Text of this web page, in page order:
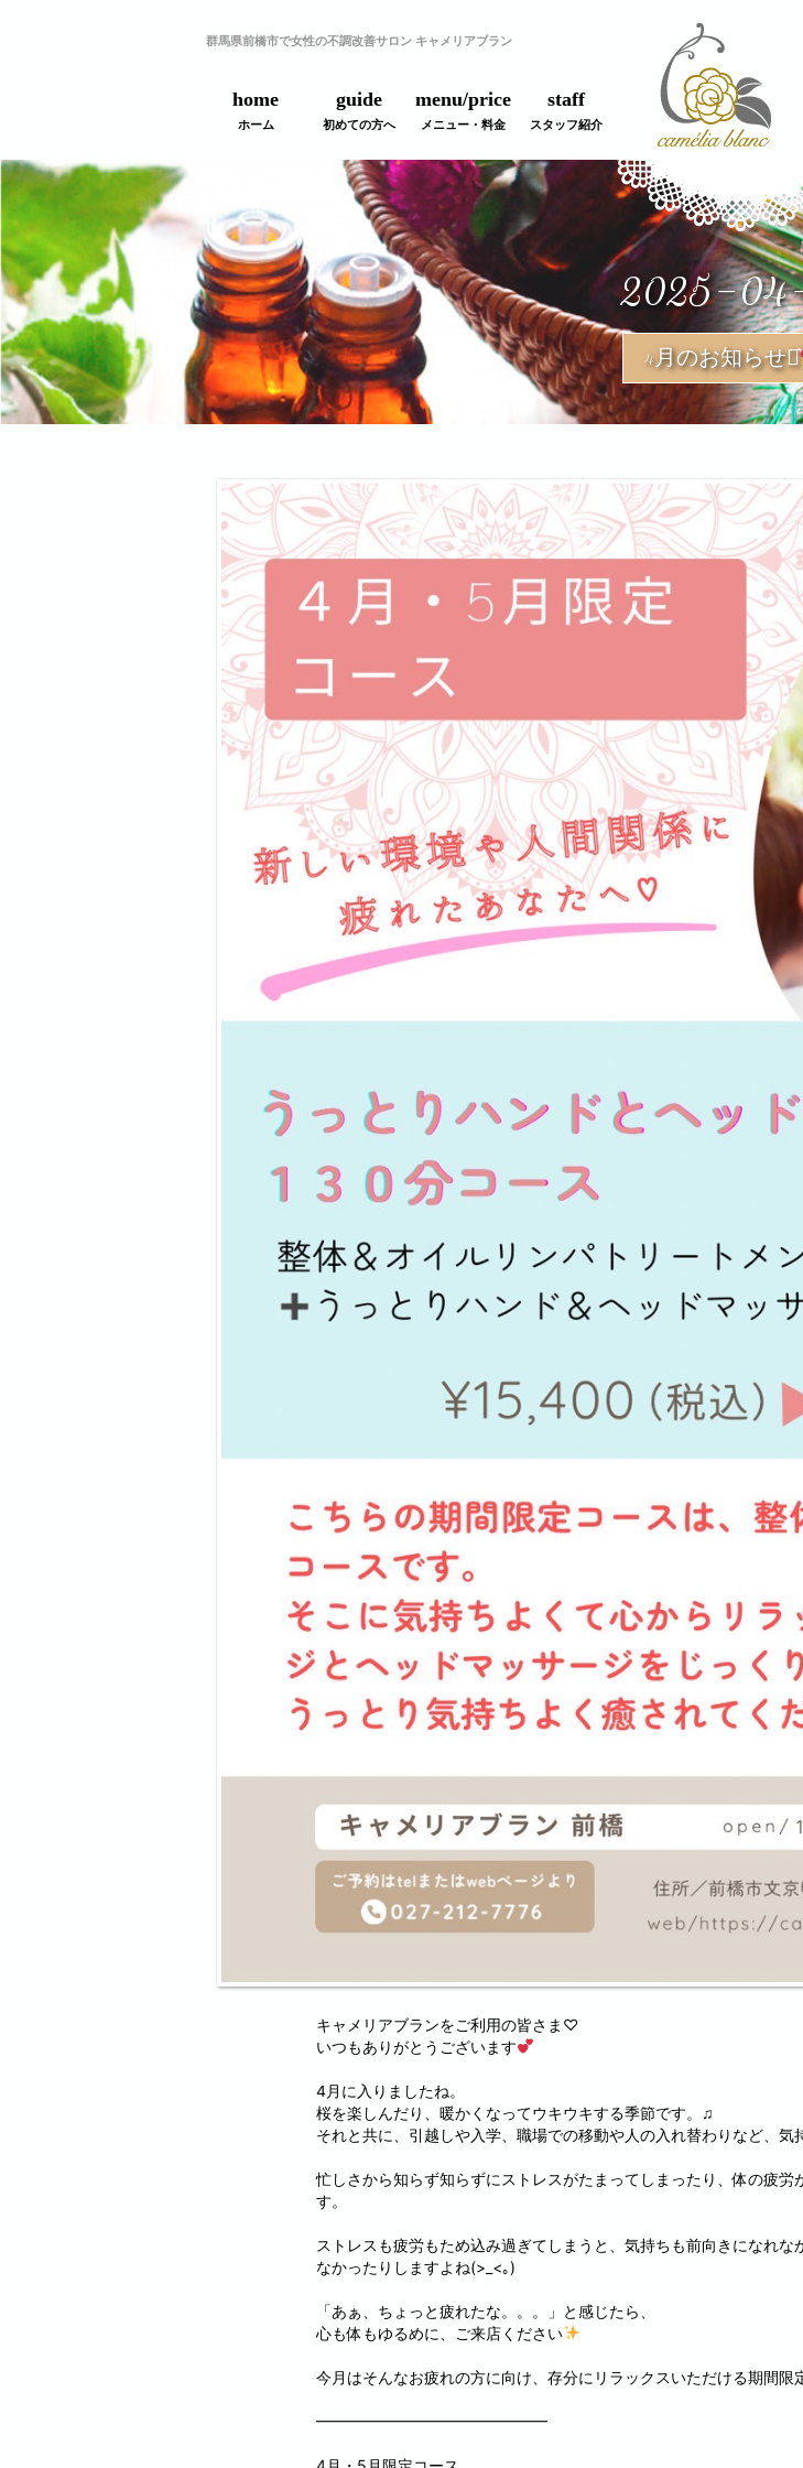
群馬県前橋市で女性の不調改善サロン キャメリアブラン
home
ホーム
guide
初めての方へ
menu/price
メニュー・料金
staff
スタッフ紹介
2025-
4月のお知らせ⋆͛
キャメリアブランをご利用の皆さま♡
いつもありがとうございます
4月に入りましたね。
桜を楽しんだり、暖かくなってウキウキする季節です。♫
それと共に、引越しや入学、職場での移動や人の入れ替わりなど、気
忙しさから知らず知らずにストレスがたまってしまったり、体の疲
す。
ストレスも疲労もため込み過ぎてしまうと、気持ちも前向きになれ
なかったりしますよね(>_<｡)
「あぁ、ちょっと疲れたな。。。」と感じたら、
心も体もゆるめに、ご来店ください
今月はそんなお疲れの方に向け、存分にリラックスいただける期間限
━━━━━━━━━━━━━━━